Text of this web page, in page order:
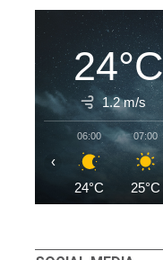
1.2 m/s
06:00
24°C
07:00
25°C
‹